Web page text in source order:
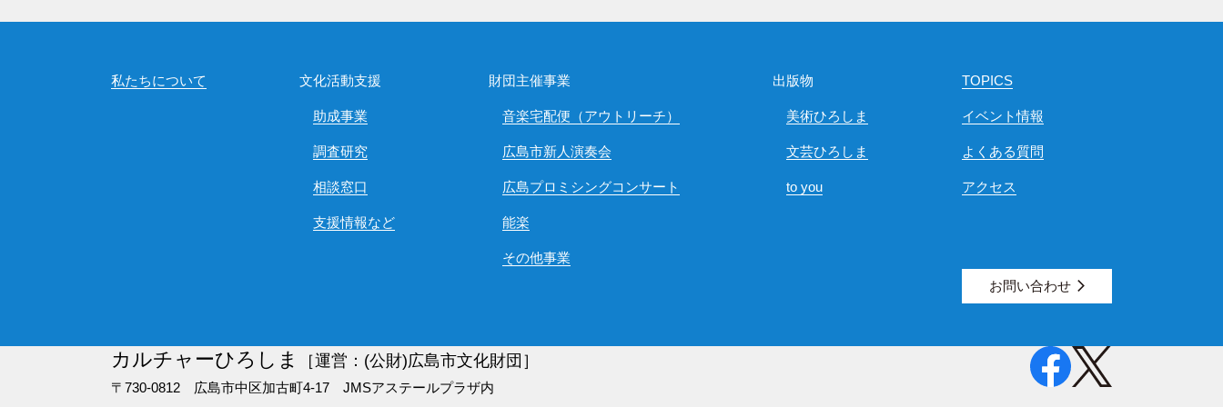
私たちについて 文化活動支援
助成事業
調査研究
相談窓口
支援情報など
財団主催事業
音楽宅配便（アウトリーチ）
広島市新人演奏会
広島プロミシングコンサート
能楽
その他事業
出版物
美術ひろしま
文芸ひろしま
to you
TOPICS
イベント情報
よくある質問
アクセス
お問い合わせ
カルチャーひろしま ［運営：(公財)広島市文化財団］
〒730-0812 広島市中区加古町4-17 JMSアステールプラザ内